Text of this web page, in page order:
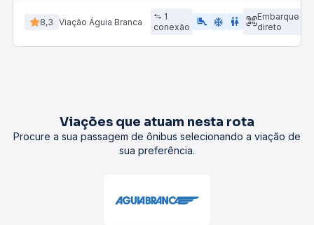
8,3 Viação Águia Branca
1
conexão
airline_seat_legroom_extra ac_unit WC
Embarque
direto
Viações que atuam nesta rota
Procure a sua passagem de ônibus selecionando a viação de
sua preferência.